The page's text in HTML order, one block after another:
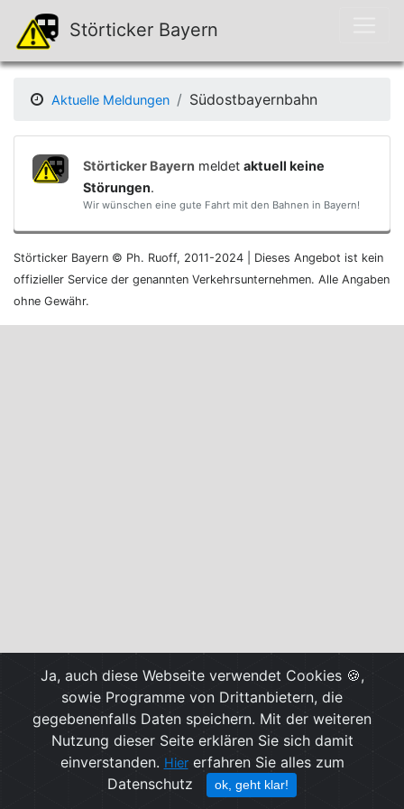
Störticker Bayern
Ja, auch diese Webseite verwendet Cookies 🍪,
sowie Programme von Drittanbietern, die
gegebenenfalls Daten speichern. Mit der weiteren
Nutzung dieser Seite erklären Sie sich damit
einverstanden. Hiererfahren Sie alles zum
Datenschutz
ok, geht klar!
Aktuelle Meldungen Südostbayernbahn
Störticker Bayern meldet aktuell keine
Störungen.
Wir wünschen eine gute Fahrt mit den Bahnen in Bayern!
Störticker Bayern © Ph. Ruoff, 2011-2024 | Dieses Angebot ist kein
offizieller Service der genannten Verkehrsunternehmen. Alle Angaben
ohne Gewähr.